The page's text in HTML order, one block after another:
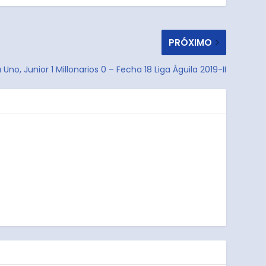
PRÓXIMO
Uno, Junior 1 Millonarios 0 – Fecha 18 Liga Águila 2019-II